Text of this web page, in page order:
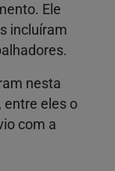
Ele
incluíram
nesta
entre eles o
com a